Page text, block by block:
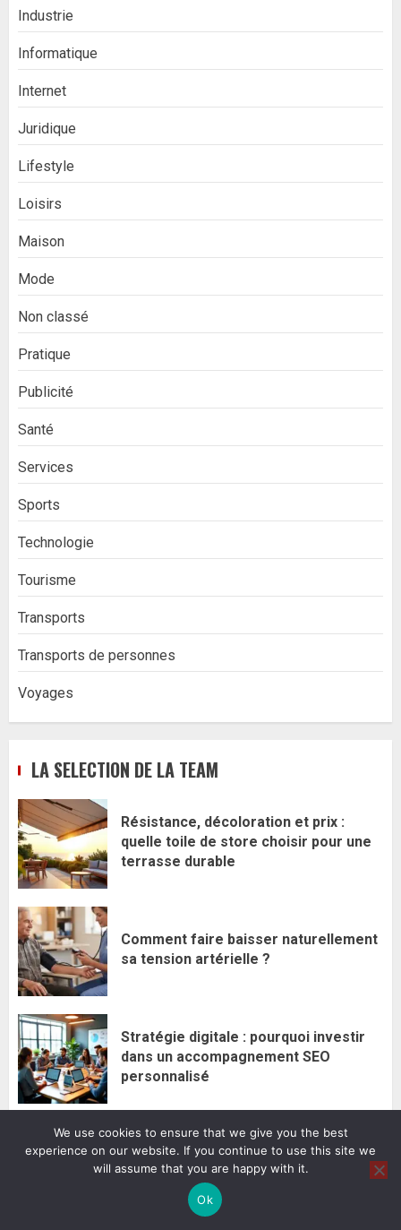
Industrie
Informatique
Internet
Juridique
Lifestyle
Loisirs
Maison
Mode
Non classé
Pratique
Publicité
Santé
Services
Sports
Technologie
Tourisme
Transports
Transports de personnes
Voyages
LA SELECTION DE LA TEAM
Résistance, décoloration et prix :
quelle toile de store choisir pour une
terrasse durable
Comment faire baisser naturellement
sa tension artérielle ?
Stratégie digitale : pourquoi investir
dans un accompagnement SEO
personnalisé
Les étapes clés d’une préparation
physique football efficace pour
progresser rapidement
We use cookies to ensure that we give you the best
experience on our website. If you continue to use this site we
will assume that you are happy with it.
Ok